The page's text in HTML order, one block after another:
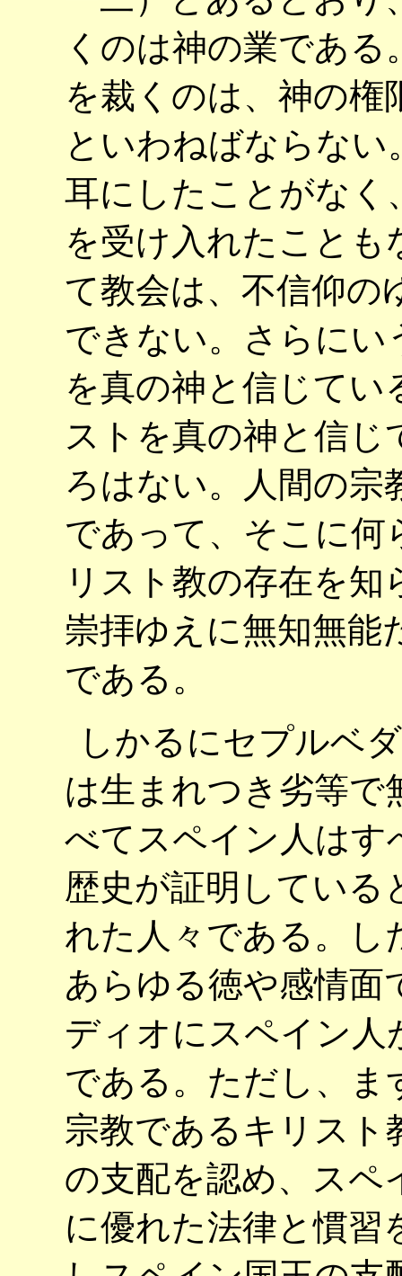
くのは神の業であ
を裁くのは、神の権
といわねばならな
耳にしたことがなく
を受け入れたこと
て教会は、不信仰の
できない。さらにい
を真の神と信じて
ストを真の神と信
ろはない。人間の宗
であって、そこに何
リスト教の存在を
崇拝ゆえに無知無能
である。
しかるにセプルベ
は生まれつき劣等で
べてスペイン人はす
歴史が証明している
れた人々である。し
あらゆる徳や感情面
ディオにスペイン人
である。ただし、ま
宗教であるキリスト
の支配を認め、スペ
に優れた法律と慣習